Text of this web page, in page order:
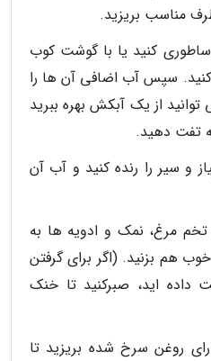
مناسب بریزید.
ساطوری کنید یا با گوشت کوب
کنید. سپس آب اضافی آن ها را
توانید از یک آبکش بهره ببرید
تفت دهید.
و سیر را رنده کنید و آب آن
تخم مرغ، نمک و ادویه ها به
هم بزنید. (اگر برای گرفتن
داده اید، صبرکنید تا خنک
روغن سرخ شده بریزید تا